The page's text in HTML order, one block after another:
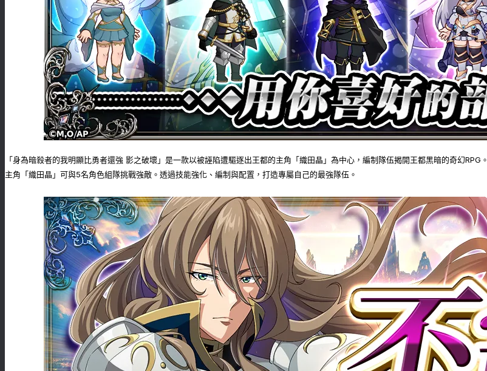
「身為暗殺者的我明顯比勇者還強 影之破壞」是一款以被誣陷遭驅逐出王都的主角「織田晶」為中心，編制隊伍揭開王都黑暗的奇幻RPG。
主角「織田晶」可與5名角色組隊挑戰強敵。透過技能強化、編制與配置，打造專屬自己的最強隊伍。